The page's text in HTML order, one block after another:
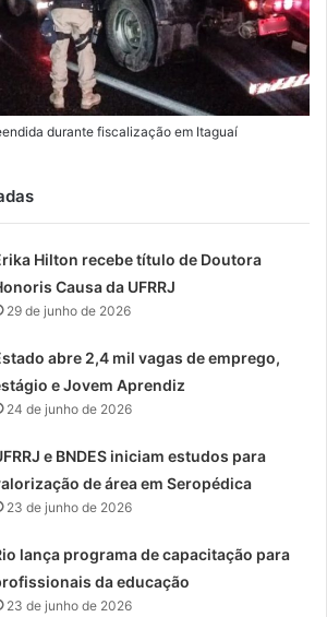
durante fiscalização em Itaguaí
Hilton recebe título de Doutora
Causa da UFRRJ
29 de junho de 2026
abre 2,4 mil vagas de emprego,
e Jovem Aprendiz
24 de junho de 2026
e BNDES iniciam estudos para
de área em Seropédica
23 de junho de 2026
lança programa de capacitação para
da educação
23 de junho de 2026